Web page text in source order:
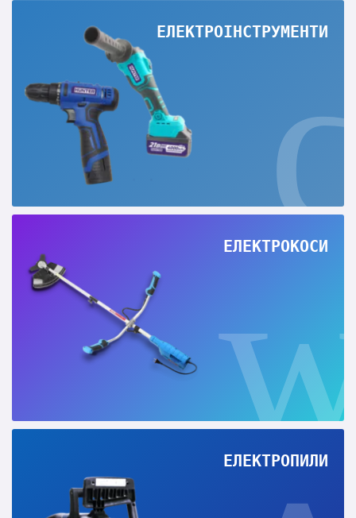
ЕЛЕКТРОІНСТРУМЕНТИ
ЕЛЕКТРОКОСИ
ЕЛЕКТРОПИЛИ